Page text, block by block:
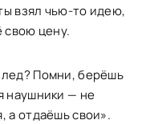
взял чью-то идею,
свою цену.
Помни, берёшь
наушники — не
а отдаёшь свои».